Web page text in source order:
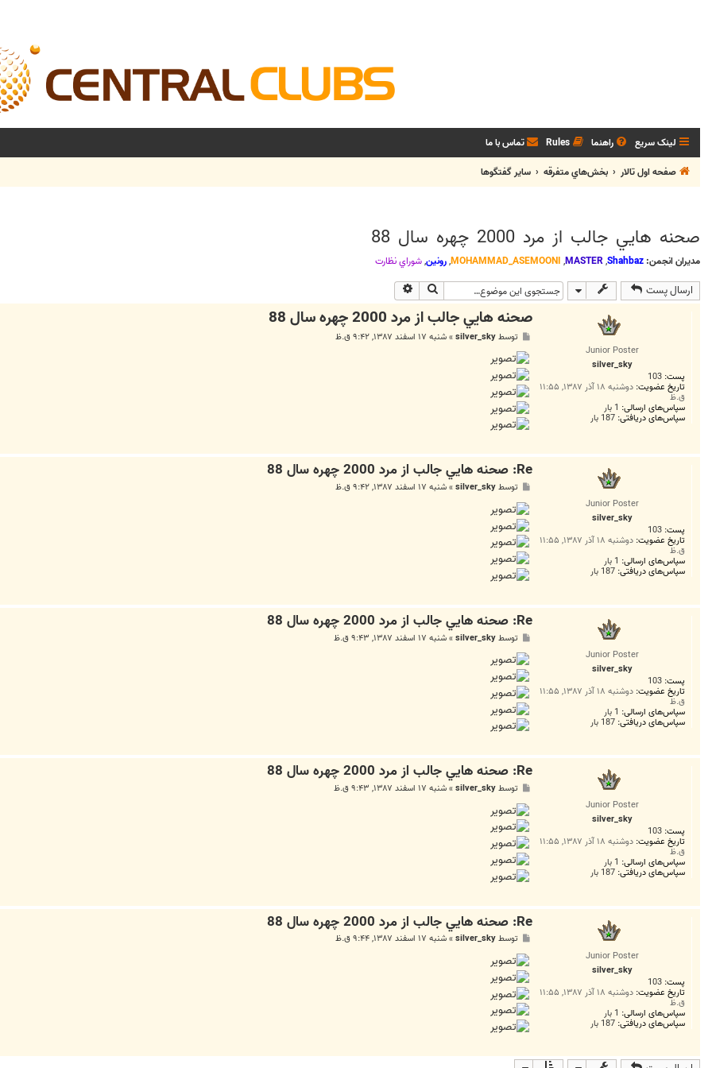
لینک سریع راهنما Rules تماس با ما
صفحه اول تالار
بخش‌‌هاي متفرقه ساير گفتگوها
صحنه هايي جالب از مرد 2000 چهره سال 88
مدیران انجمن: Shahbaz
,
MASTER
,
MOHAMMAD_ASEMOONI
,رونین,شوراي نظارت
ارسال پست جستجو
Junior Poster
silver_sky
پست: 103
تاریخ عضویت: دوشنبه ۱۸ آذر ۱۳۸۷, ۱۱:۵۵
ق.ظ
سپاس‌های ارسالی: 1 بار
سپاس‌های دریافتی: 187 بار
صحنه هايي جالب از مرد 2000 چهره سال 88
ت
توسطsilver_sky
»شنبه ۱۷ اسفند ۱۳۸۷, ۹:۴۲ ق.ظ
Junior Poster
silver_sky
پست: 103
تاریخ عضویت: دوشنبه ۱۸ آذر ۱۳۸۷, ۱۱:۵۵
ق.ظ
سپاس‌های ارسالی: 1 بار
سپاس‌های دریافتی: 187 بار
Re: صحنه هايي جالب از مرد 2000 چهره سال 88
ت
توسطsilver_sky
»شنبه ۱۷ اسفند ۱۳۸۷, ۹:۴۲ ق.ظ
Junior Poster
silver_sky
پست: 103
تاریخ عضویت: دوشنبه ۱۸ آذر ۱۳۸۷, ۱۱:۵۵
ق.ظ
سپاس‌های ارسالی: 1 بار
سپاس‌های دریافتی: 187 بار
Re: صحنه هايي جالب از مرد 2000 چهره سال 88
ت
توسطsilver_sky
»شنبه ۱۷ اسفند ۱۳۸۷, ۹:۴۳ ق.ظ
Junior Poster
silver_sky
پست: 103
تاریخ عضویت: دوشنبه ۱۸ آذر ۱۳۸۷, ۱۱:۵۵
ق.ظ
سپاس‌های ارسالی: 1 بار
سپاس‌های دریافتی: 187 بار
Re: صحنه هايي جالب از مرد 2000 چهره سال 88
ت
توسطsilver_sky
»شنبه ۱۷ اسفند ۱۳۸۷, ۹:۴۳ ق.ظ
Junior Poster
silver_sky
پست: 103
تاریخ عضویت: دوشنبه ۱۸ آذر ۱۳۸۷, ۱۱:۵۵
ق.ظ
سپاس‌های ارسالی: 1 بار
سپاس‌های دریافتی: 187 بار
Re: صحنه هايي جالب از مرد 2000 چهره سال 88
ت
توسطsilver_sky
»شنبه ۱۷ اسفند ۱۳۸۷, ۹:۴۴ ق.ظ